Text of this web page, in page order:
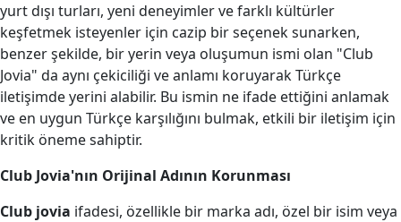
yurt dışı turları, yeni deneyimler ve farklı kültürler
keşfetmek isteyenler için cazip bir seçenek sunarken,
benzer şekilde, bir yerin veya oluşumun ismi olan "Club
Jovia" da aynı çekiciliği ve anlamı koruyarak Türkçe
iletişimde yerini alabilir. Bu ismin ne ifade ettiğini anlamak
ve en uygun Türkçe karşılığını bulmak, etkili bir iletişim için
kritik öneme sahiptir.
Club Jovia'nın Orijinal Adının Korunması
Club jovia ifadesi, özellikle bir marka adı, özel bir isim veya